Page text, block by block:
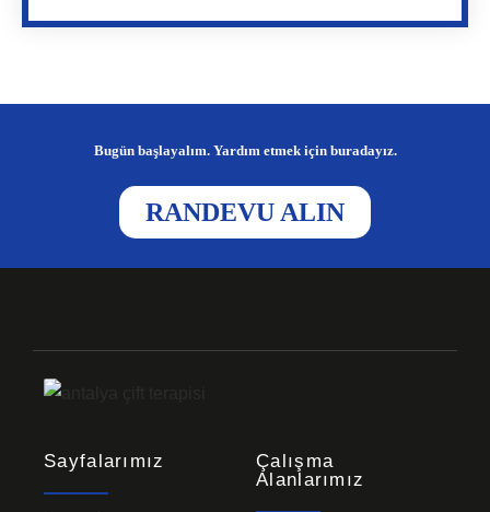
Bugün başlayalım. Yardım etmek için buradayız.
RANDEVU ALIN
Sayfalarımız
Çalışma
Alanlarımız